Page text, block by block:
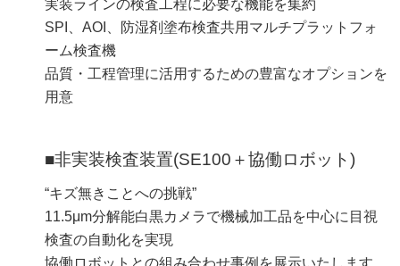
実装ラインの検査工程に必要な機能を集約
SPI、AOI、防湿剤塗布検査共用マルチプラットフォ
ーム検査機
品質・工程管理に活用するための豊富なオプションを
用意
■非実装検査装置(SE100＋協働ロボット)
“キズ無きことへの挑戦”
11.5μm分解能白黒カメラで機械加工品を中心に目視
検査の自動化を実現
協働ロボットとの組み合わせ事例を展示いたします